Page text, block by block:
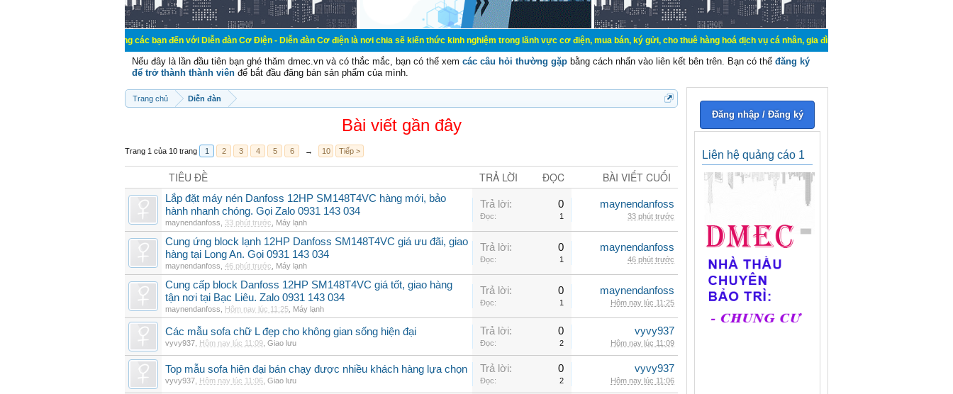
Chào mừng các bạn đến với Diễn đàn Cơ Điện - Diễn đàn Cơ điện là nơi chia sẽ kiến thức kinh nghiệm trong lãnh vực cơ điện, mua bán, ký gửi, cho thuê hàng hoá dịch vụ cá nhân, gia đình. Mua bán, ký gửi, cho thuê thiết bị
Nếu đây là lần đầu tiên bạn ghé thăm dmec.vn và có thắc mắc, bạn có thể xem các câu hỏi thường gặp bằng cách nhấn vào liên kết bên trên. Bạn có thể đăng ký
để trở thành thành viên để bắt đầu đăng bán sản phẩm của mình.
Trang chủ Diễn đàn
Bài viết gần đây
Trang 1 của 10 trang 1 2 3 4 5 6 → 10 Tiếp >
TIÊU ĐỀ TRẢ LỜI ĐỌC BÀI VIẾT CUỐI
Lắp đặt máy nén Danfoss 12HP SM148T4VC hàng mới, bảo
hành nhanh chóng. Gọi Zalo 0931 143 034
maynendanfoss 33 phút trước Máy lạnh
Trả lời: 0
Đọc: 1
maynendanfoss
33 phút trước
Cung ứng block lạnh 12HP Danfoss SM148T4VC giá ưu đãi, giao
hàng tại Long An. Gọi 0931 143 034
maynendanfoss 46 phút trước Máy lạnh
Trả lời: 0
Đọc: 1
maynendanfoss
46 phút trước
Cung cấp block Danfoss 12HP SM148T4VC giá tốt, giao hàng
tận nơi tại Bạc Liêu. Zalo 0931 143 034
maynendanfoss Hôm nay lúc 11:25 Máy lạnh
Trả lời: 0
Đọc: 1
maynendanfoss
Hôm nay lúc 11:25
Các mẫu sofa chữ L đẹp cho không gian sống hiện đại
vyvy937 Hôm nay lúc 11:09 Giao lưu
Trả lời: 0
Đọc: 2
vyvy937
Hôm nay lúc 11:09
Top mẫu sofa hiện đại bán chạy được nhiều khách hàng lựa chọn
vyvy937 Hôm nay lúc 11:06 Giao lưu
Trả lời: 0
Đọc: 2
vyvy937
Hôm nay lúc 11:06
Đăng nhập / Đăng ký
Liên hệ quảng cáo 1